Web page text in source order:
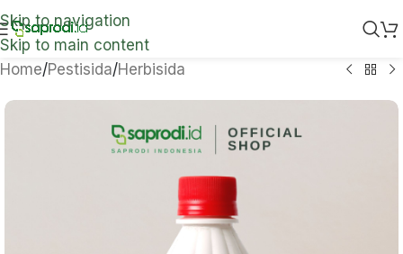
Skip to navigation
Skip to main content
Home/Pestisida/Herbisida